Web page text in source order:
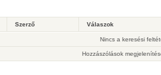
Szerző Válaszok
Nincs a keresési
Hozzászólások